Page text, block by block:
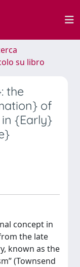
su libro
the
of
{Early}
concept in
the late
known as the
(Townsend